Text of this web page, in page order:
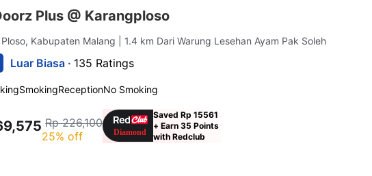
Plus @ Karangploso
Kabupaten Malang | 1.4 km Dari Warung Lesehan Ayam Pak Soleh
Luar Biasa · 135 Ratings
SmokingReceptionNo Smoking
Rp 226,100
25% off
Saved Rp 15561
+ Earn 35 Points
with Redclub